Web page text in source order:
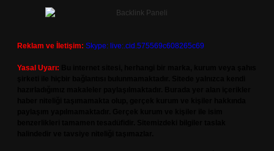
Reklam ve İletişim: Skype: live:.cid.575569c608265c69
Yasal Uyarı: